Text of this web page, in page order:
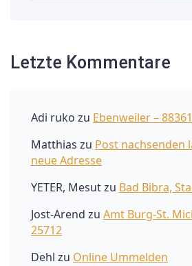
Letzte Kommentare
Adi ruko zu Ebenweiler – 88361
Matthias zu Post nachsenden
neue Adresse
YETER, Mesutzu Bad Bibra,
Jost-Arend zu Amt Burg-St.
25712
Dehl zu Online Ummelden